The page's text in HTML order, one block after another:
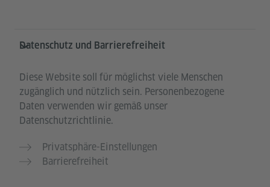
Datenschutz und Barrierefreiheit
Diese Website soll für möglichst viele Menschen
zugänglich und nützlich sein. Personenbezogene
Daten verwenden wir gemäß unser
Datenschutzrichtlinie.
Privatsphäre-Einstellungen
Barrierefreiheit